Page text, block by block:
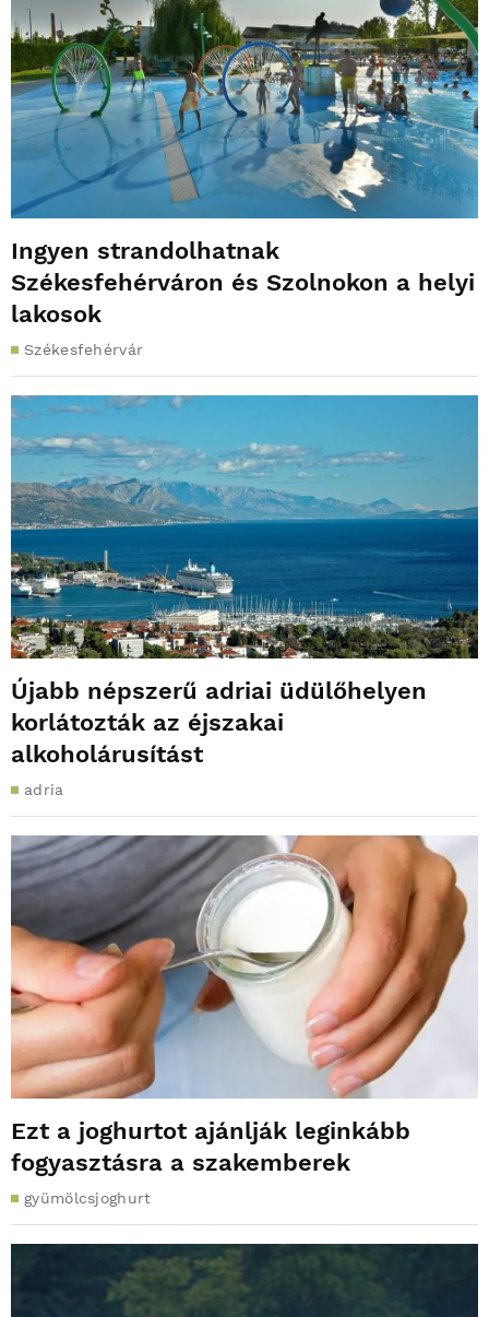
Ingyen strandolhatnak
Székesfehérváron és Szolnokon a helyi
lakosok
Székesfehérvár
Újabb népszerű adriai üdülőhelyen
korlátozták az éjszakai
alkoholárusítást
adria
Ezt a joghurtot ajánlják leginkább
fogyasztásra a szakemberek
gyümölcsjoghurt